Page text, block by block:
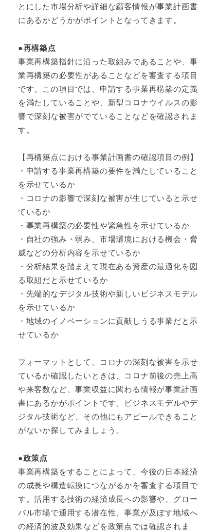
とにした市場分析や詳細な顧客情報が事業計画書
にあるかどうかがポイントとなってきます。
●再構築点
事業再構築指針に沿った取組みであることや、事
業再構築の必要性があることなどを審査する項目
です。この項目では、申請する事業再構築の定義
を満たしていることや、新型コロナウイルスの影
響で深刻な被害がでていることなどを確認されま
す。
【再構築点における事業計画書の確認項目の例】
・申請する事業再構築の要件を満たしていること
を示せているか
・コロナの影響で深刻な被害が生じていると示せ
ているか
・事業再構築の必要性や緊急性を示せているか
・自社の強み・弱み、市場環境における機会・脅
威などの分析内容を示せているか
・分析結果を踏まえて現在ある資産の最適化を図
る取組だと示せているか
・先端的なデジタル技術や新しいビジネスモデル
を示せているか
・地域のイノベーションに貢献しうる事業だと示
せているか
フォーマットとして、コロナの深刻な被害を示せ
ているか確認したいときは、コロナ前後の売上高
や来客数など、事業収益に関わる情報が事業計画
書にあるかがポイントです。ビジネスモデルやデ
ジタル技術など、その他にもアピールできること
がないか探してみましょう。
●政策点
事業再構築をすることによって、今後の日本経済
の成長や構造転換につながるかを審査する項目で
す。活用する技術の経済成長への影響や、グロー
バル市場で通用する潜在性、事業が及ぼす地域へ
の経済的波及効果などを政策点では確認されま